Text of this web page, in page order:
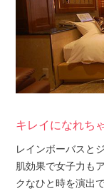
キレイになれち
レインボーバスと
肌効果で女子力も
クなひと時を演出